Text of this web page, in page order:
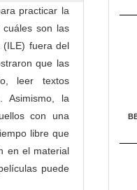
practicar la
son las
(ILE) fuera del
que las
leer textos
Asimismo, la
con una
libre que
en el material
puede